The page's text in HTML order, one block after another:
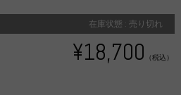
在庫状態 : 売り切れ
¥18,700 （税込）